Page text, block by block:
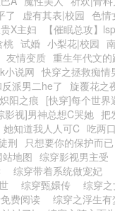
了 虚有其表|校园 色情
X主妇
【催眠总攻】
桃 试婚 小梨花|校园
友情变质 重生年代文的
小说网 快穿之拯救痴情
派男二he了 旋覆花之
炽阳之痕 [快穿]每个世界
影视]男神总想C哭她 把
她知道我人人可C 吃两
刑 只想要你的保护而已
站地图 综穿影视男主受
综穿带着系统做宠妃
综穿甄嬛传
综穿
费阅读
综穿之浮生